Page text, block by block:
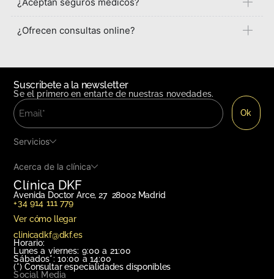
¿Ofrecen consultas online?
Clínica DKF
Avenida Doctor Arce, 27 28002 Madrid
+34 914 111 779
Ver cómo llegar
clinicadkf@dkf.es
Horario:
Lunes a viernes: 9:00 a 21:00
Sábados*: 10:00 a 14:00
(*) Consultar especialidades disponibles
Social Media
Suscribete a la newsletter
Se el primero en entarte de nuestras novedades.
Servicios
Acerca de la clínica